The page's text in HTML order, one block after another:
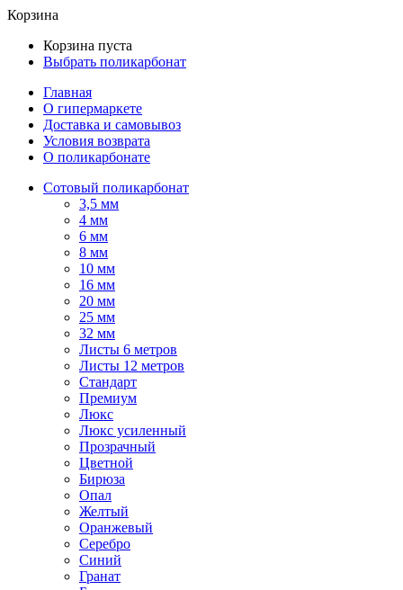
Корзина
Корзина пуста
Выбрать поликарбонат
Главная
О гипермаркете
Доставка и самовывоз
Условия возврата
О поликарбонате
Сотовый поликарбонат
3,5 мм
4 мм
6 мм
8 мм
10 мм
16 мм
20 мм
25 мм
32 мм
Листы 6 метров
Листы 12 метров
Стандарт
Премиум
Люкс
Люкс усиленный
Прозрачный
Цветной
Бирюза
Опал
Желтый
Оранжевый
Серебро
Синий
Гранат